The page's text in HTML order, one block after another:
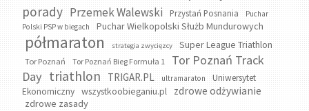
porady Przemek Walewski Przystań Posnania
Puchar
Polski PSP w biegach
Puchar Wielkopolski Służb Mundurowych
półmaraton strategia zwycięzcy Super League Triathlon
Tor Poznań Tor Poznań Bieg Formuła 1
Tor Poznań Track
Day triathlon TRIGAR.PL ultramaraton
Uniwersytet
Ekonomiczny
wszystkoobieganiu.pl zdrowe odżywianie
zdrowe zasady